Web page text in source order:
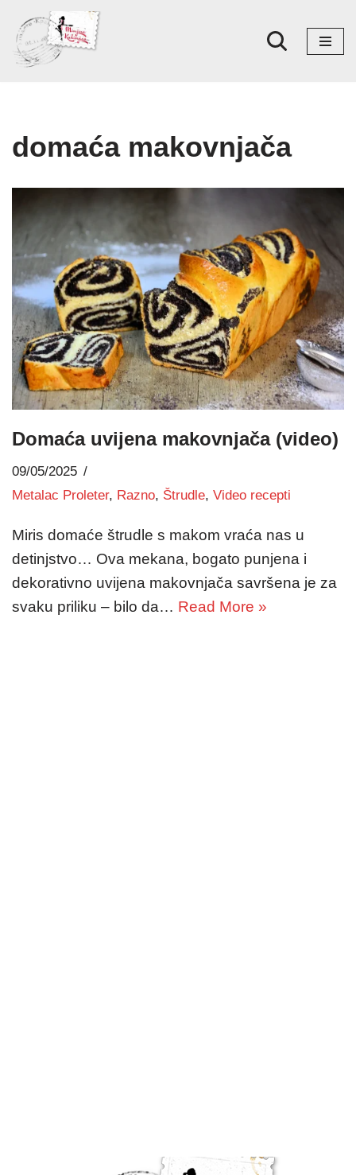
Skoči
na
domaća makovnjača
Domaća uvijena makovnjača (video)
09/05/2025
Metalac Proleter, Razno, Štrudle, Video recepti
Miris domaće štrudle s makom vraća nas u
detinjstvo… Ova mekana, bogato punjena i
dekorativno uvijena makovnjača savršena je za
svaku priliku – bilo da… Read More »